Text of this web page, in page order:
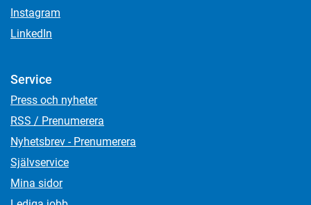
Instagram
LinkedIn
Service
Press och nyheter
RSS / Prenumerera
Nyhetsbrev - Prenumerera
Självservice
Mina sidor